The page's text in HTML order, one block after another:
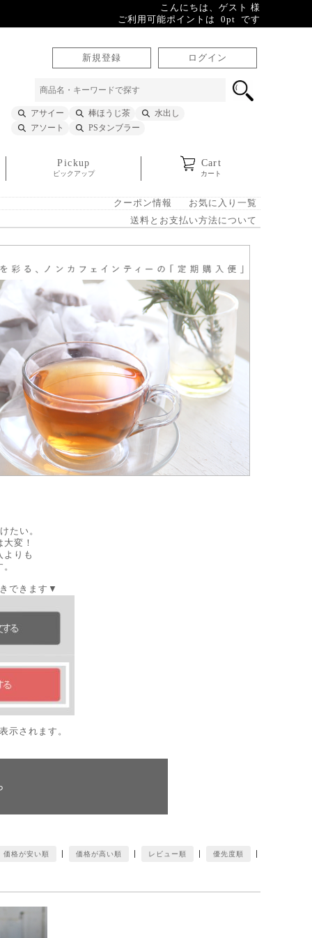
こんにちは、ゲスト 様
ご利用可能ポイントは 0pt です
新規登録 ログイン
アサイー 棒ほうじ茶
水出し
アソート
PSタンブラー
Pickup
ピックアップ
Cart
カート
クーポン情報
お気に入り一覧
送料とお支払い方法について
たい。
変！
よりも
できます▼
示されます。
価格が安い順 価格が高い順 レビュー順 優先度順